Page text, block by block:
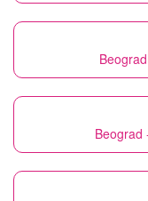
Beograd